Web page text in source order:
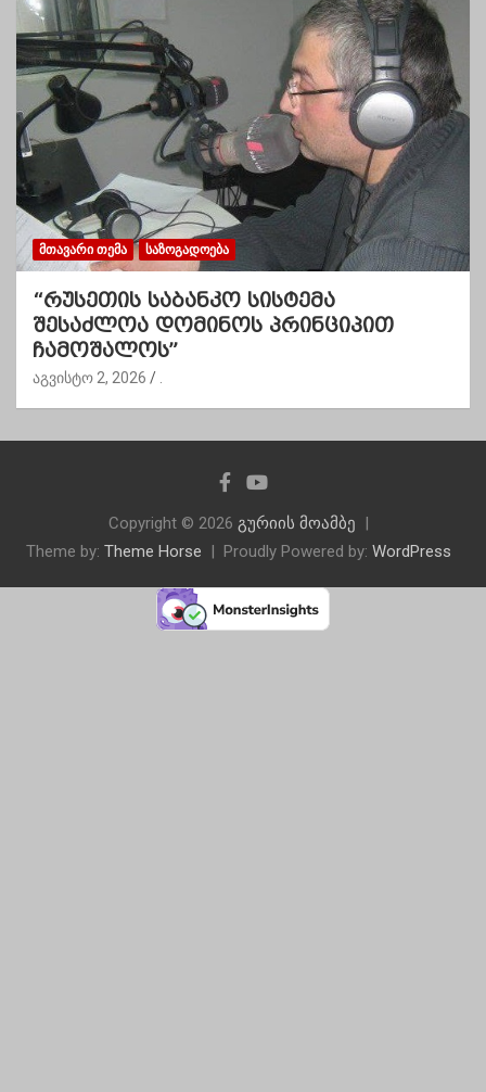
ᲛᲗᲐᲕᲐᲠᲘ ᲗᲔᲛᲐ ᲡᲐᲖᲝᲒᲐᲓᲝᲔᲑᲐ
“რუსეთის საბანკო სისტემა
შესაძლოა დომინოს პრინციპით
ჩამოშალოს”
აგვისტო 2, 2026 .
Copyright © 2026 გურიის მოამბე
Theme by: Theme Horse Proudly Powered by: WordPress